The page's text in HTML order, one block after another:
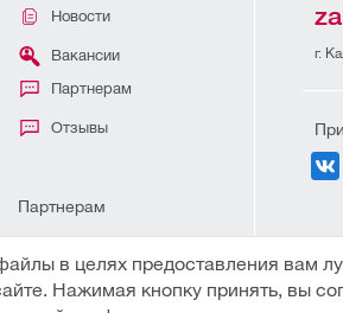
Новости
Вакансии
Партнерам
Отзывы
Партнерам
г.
в целях предоставления вам
Нажимая кнопку принять, вы